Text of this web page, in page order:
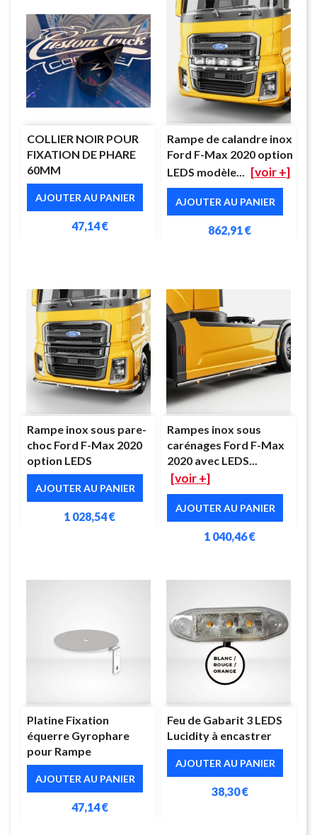
COLLIER NOIR POUR
FIXATION DE PHARE
60MM
AJOUTER AU PANIER
47,14 €
Rampe de calandre inox
Ford F-Max 2020 option
LEDS modèle...
[voir +]
AJOUTER AU PANIER
862,91 €
Rampe inox sous pare-
choc Ford F-Max 2020
option LEDS
AJOUTER AU PANIER
1 028,54 €
Rampes inox sous
carénages Ford F-Max
2020 avec LEDS...
[voir +]
AJOUTER AU PANIER
1 040,46 €
Platine Fixation
équerre Gyrophare
pour Rampe
AJOUTER AU PANIER
47,14 €
Feu de Gabarit 3 LEDS
Lucidity à encastrer
AJOUTER AU PANIER
38,30 €